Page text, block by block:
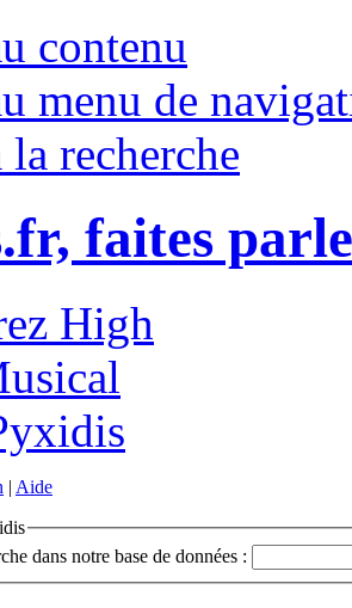
contenu
menu de
recherche
faites
| Aide
dans notre base de données :